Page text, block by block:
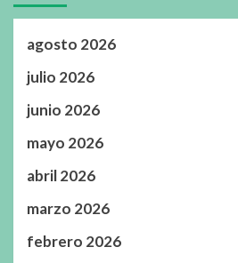
agosto 2026
julio 2026
junio 2026
mayo 2026
abril 2026
marzo 2026
febrero 2026